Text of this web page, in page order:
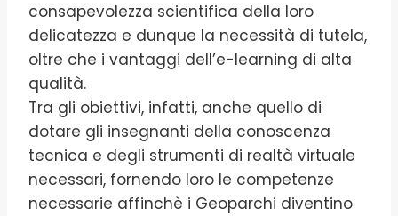
consapevolezza scientifica della loro
delicatezza e dunque la necessità di tutela,
oltre che i vantaggi dell’e-learning di alta
qualità.
Tra gli obiettivi, infatti, anche quello di
dotare gli insegnanti della conoscenza
tecnica e degli strumenti di realtà virtuale
necessari, fornendo loro le competenze
necessarie affinchè i Geoparchi diventino